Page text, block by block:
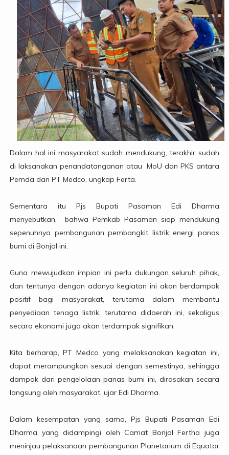
Dalam hal ini masyarakat sudah mendukung, terakhir sudah
di laksanakan penandatanganan atau MoU dan PKS antara
Pemda dan PT Medco, ungkap Ferta.
Sementara itu Pjs Bupati Pasaman Edi Dharma
menyebutkan, bahwa Pemkab Pasaman siap mendukung
sepenuhnya pembangunan pembangkit listrik energi panas
bumi di Bonjol ini.
Guna mewujudkan impian ini perlu dukungan seluruh pihak,
dan tentunya dengan adanya kegiatan ini akan berdampak
positif bagi masyarakat, terutama dalam membantu
penyediaan tenaga listrik, terutama didaerah ini, sekaligus
secara ekonomi juga akan terdampak signifikan.
Kita berharap, PT Medco yang melaksanakan kegiatan ini,
dapat merampungkan sesuai dengan semestinya, sehingga
dampak dari pengelolaan panas bumi ini, dirasakan secara
langsung oleh masyarakat, ujar Edi Dharma.
Dalam kesempatan yang sama, Pjs Bupati Pasaman Edi
Dharma yang didampingi oleh Camat Bonjol Fertha juga
meninjau pelaksanaan pembangunan Planetarium di Equator